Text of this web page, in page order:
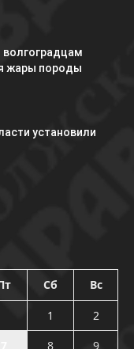
волгоградцам
жары породы
установили
Сб Вс
1
2
8
9